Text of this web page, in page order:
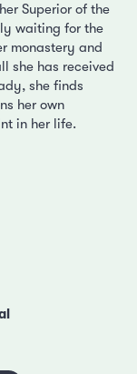
Superior of the
waiting for the
monastery and
she has received
she finds
her own
in her life.